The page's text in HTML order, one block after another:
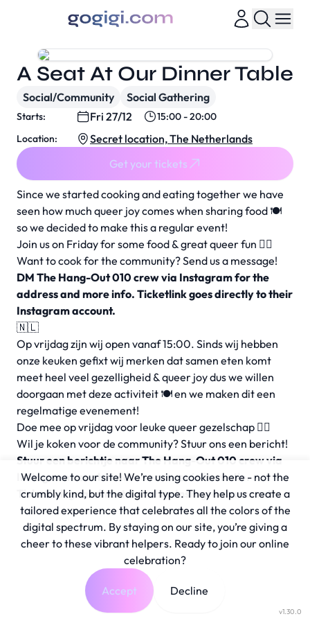
Since we started cooking and eating together we have
seen how much queer joy comes when sharing food 🍽️
so we decided to make this a regular event!
Join us on Friday for some food & great queer fun 🏳️‍🌈
Want to cook for the community? Send us a message!
DM The Hang-Out 010 crew via Instagram for the
address and more info. Ticketlink goes directly to their
Instagram account.
🇳🇱
Op vrijdag zijn wij open vanaf 15:00. Sinds wij hebben
onze keuken gefixt wij merken dat samen eten komt
meet heel veel gezelligheid & queer joy dus we willen
doorgaan met deze activiteit 🍽️ en we maken dit een
regelmatige evenement!
Doe mee op vrijdag voor leuke queer gezelschap 🏳️‍🌈
Wil je koken voor de community? Stuur ons een bericht!
Stuur een berichtje naar The Hang-Out 010 crew via
Instagram voor het adres en meer informatie.
Ticketlink gaat direct naar hun Instagram account.
A Seat At Our Dinner Table
Social/Community Social Gathering
Starts: Fri 27/12
15:00 - 20:00
Location:
Secret location, The Netherlands
Get your tickets
v1.30.0
Welcome to our site! We’re using cookies here - not the
crumbly kind, but the digital type. They help us create a
tailored experience that celebrates all the colors of the
digital spectrum. By staying on our site, you’re giving a
cheer to these vibrant helpers. Ready to join our online
celebration?
Accept Decline